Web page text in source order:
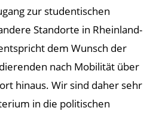
zur studentischen
Standorte in Rheinland-
dem Wunsch der
nach Mobilität über
hinaus. Wir sind daher sehr
in die politischen